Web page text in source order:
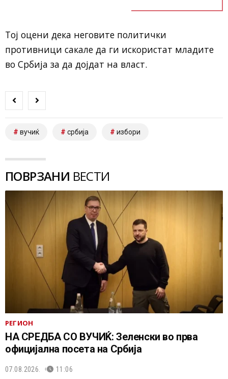
Тој оцени дека неговите политички
противници сакале да ги искористат младите
во Србија за да дојдат на власт.
вучиќ србија избори
ПОВРЗАНИ ВЕСТИ
РЕГИОН
НА СРЕДБА СО ВУЧИЌ: Зеленски во прва
официјална посета на Србија
07.08.2026. 11:06